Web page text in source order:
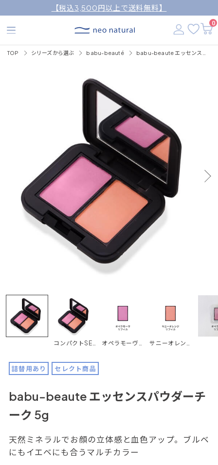
【税込3,500円以上で送料無料】
0
TOP シリーズから選ぶ babu-beauté
コンパクトSET 各5g オペラモーヴ リフィル 5g サニーオレンジ リフィル 5g
詰替用あり セレクト商品
babu-beaute エッセンスパウダーチ
ーク 5g
天然ミネラルでお顔の立体感と血色アップ。ブルベ
にもイエベにも合うマルチカラー